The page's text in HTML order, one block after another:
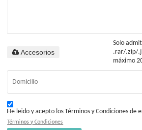
Solo
.rar/.zip/
máximo
Accesorios
He leido y acepto los Términos y Condiciones de
Términos y Condiciones